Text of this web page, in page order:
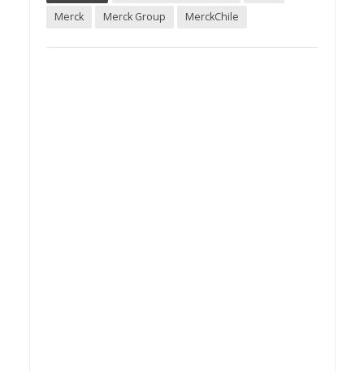
Merck
Merck Group MerckChile